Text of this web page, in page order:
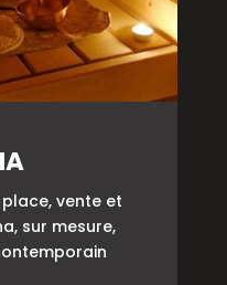
vente et
sur mesure,